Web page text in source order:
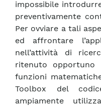
impossibile
preventivamente
Per ovviare a tali
ed affrontare
nell’attività di
ritenuto opportuno
funzioni
Toolbox del
ampiamente